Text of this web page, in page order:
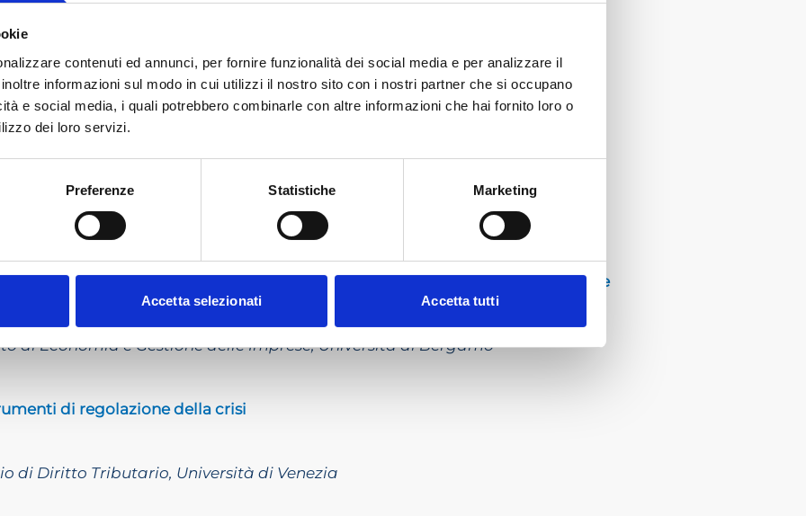
contenuti ed annunci, per fornire funzionalità dei social media e per analizzare il
informazioni sul modo in cui utilizzi il nostro sito con i nostri partner che si occupano
e social media, i quali potrebbero combinarle con altre informazioni che hai fornito loro o
dei loro servizi.
Preferenze Statistiche Marketing
Accetta selezionati Accetta tutti
al diritto della crisi: l’orologio di Bianconiglio fa tic-tac
di Diritto Commerciale, Università di Pavia
di Diritto Commerciale, Università di Bologna
in contesti di crisi. Criticità sulla stima del valore di liquidazione giudiziale
di Economia e Gestione delle Imprese, Università di Bergamo
di regolazione della crisi
di Diritto Tributario, Università di Venezia